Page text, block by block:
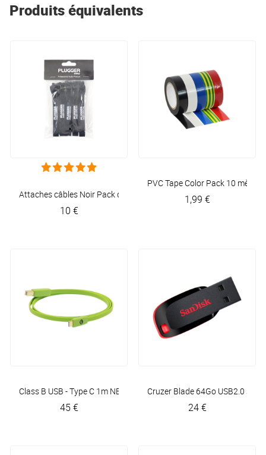
Produits équivalents
Attaches câbles Noir Pack de 10
10 €
PVC Tape Color Pack 10 mètres
1,99 €
Class B USB - Type C 1m NEO by Oyaide
45 €
Cruzer Blade 64Go USB2.0
24 €